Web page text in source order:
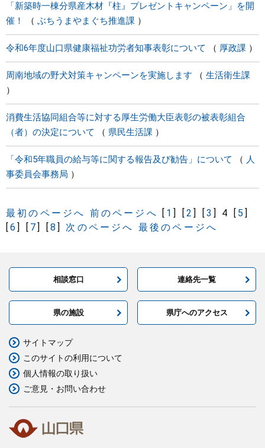
「新築時一棟分県産木材『柱』プレゼントキャンペーン」を開
催！
ぶちうまやまぐち推進課
令和6年度山口県健康福祉功労者知事表彰について 厚政課
周南地域の野犬対策キャンペーンを実施します 生活衛生課
消費生活協同組合等に対する厚生労働大臣表彰の被表彰組合
（者）の決定について
県民生活課
「令和5年職員の給与等に関する報告及び勧告」について
人
事委員会事務局
最初のページへ 前のページへ [ 1] [2] [3] 4 [ 5]
[6] [ 7] [8] 次のページへ 最後のページへ
相談窓口 連絡先一覧
県の施設 県庁へのアクセス
サイトマップ
このサイトの利用について
個人情報の取り扱い
ご意見・お問い合わせ